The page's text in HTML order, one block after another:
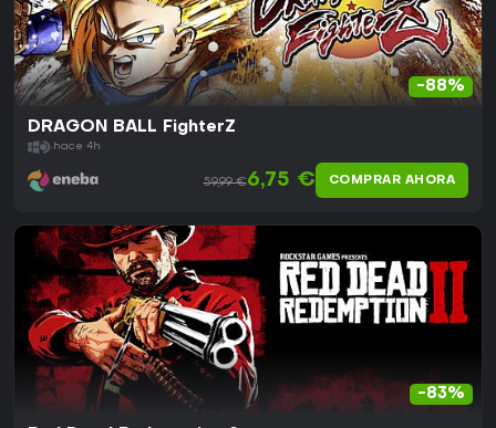
-88%
DRAGON BALL FighterZ
hace 4h
59,99 €6,75 € COMPRAR AHORA
-83%